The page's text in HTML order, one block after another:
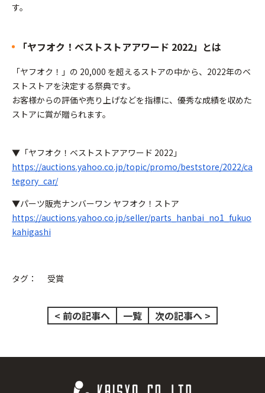
す。
「ヤフオク！ベストストアアワード 2022」とは
「ヤフオク！」の 20,000 を超えるストアの中から、2022年のベ
ストストアを決定する祭典です。
お客様からの評価や売り上げなどを指標に、優秀な成績を収めた
ストアに賞が贈られます。
▼「ヤフオク！ベストストアアワード 2022」
https://auctions.yahoo.co.jp/topic/promo/beststore/2022/ca
tegory_car/
▼パーツ販売ナンバーワン ヤフオク！ストア
https://auctions.yahoo.co.jp/seller/parts_hanbai_no1_fukuo
kahigashi
タグ： 受賞
< 前の記事へ 一覧 次の記事へ >